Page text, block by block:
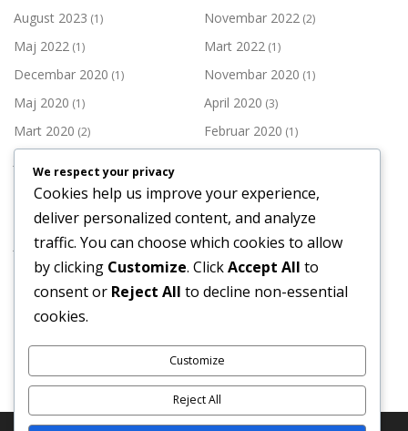
August 2023 (1) Novembar 2022 (2)
Maj 2022 (1) Mart 2022 (1)
Decembar 2020 (1) Novembar 2020 (1)
Maj 2020 (1) April 2020 (3)
Mart 2020 (2) Februar 2020 (1)
Novembar 2019(2) Oktobar 2019(1)
Septembar 2019(1) Juli 2019(3)
Juni 2019(1) Maj 2019(3)
April 2019(1) Mart 2019(2)
Februar 2019 (2) Januar 2019(3)
We respect your privacy
Cookies help us improve your experience,
deliver personalized content, and analyze
traffic. You can choose which cookies to allow
by clicking Customize. ClickAccept All to
consent or Reject All to decline non-essential
cookies.
Customize
Reject All